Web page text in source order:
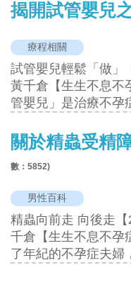
揭開試管嬰兒
療程相關
試管嬰兒輕鬆「做
黃千倉【生生不息不
管嬰兒」是治療不孕
關於精蟲受精
數：5852)
男性百科
精蟲向前走 向後走
千倉【生生不息不孕
了年紀的不孕症夫婦